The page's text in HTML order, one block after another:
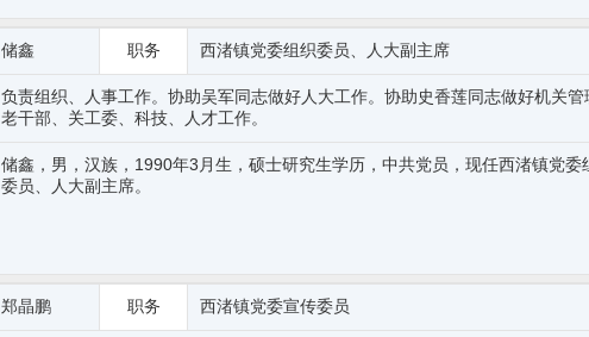
储鑫 职务 西渚镇党委组织委员、人大副主席
负责组织、人事工作。协助吴军同志做好人大工作。协助史香莲同志做好机关管
老干部、关工委、科技、人才工作。
储鑫，男，汉族，1990年3月生，硕士研究生学历，中共党员，现任西渚镇党委
委员、人大副主席。
郑晶鹏 职务 西渚镇党委宣传委员